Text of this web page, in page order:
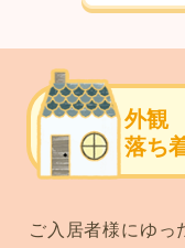
外観
落ち
ご入居者様にゆっ